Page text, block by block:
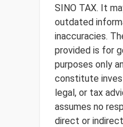
SINO TAX. It
outdated
inaccuracies.
provided is for
purposes only
constitute
legal, or tax
assumes no
direct or